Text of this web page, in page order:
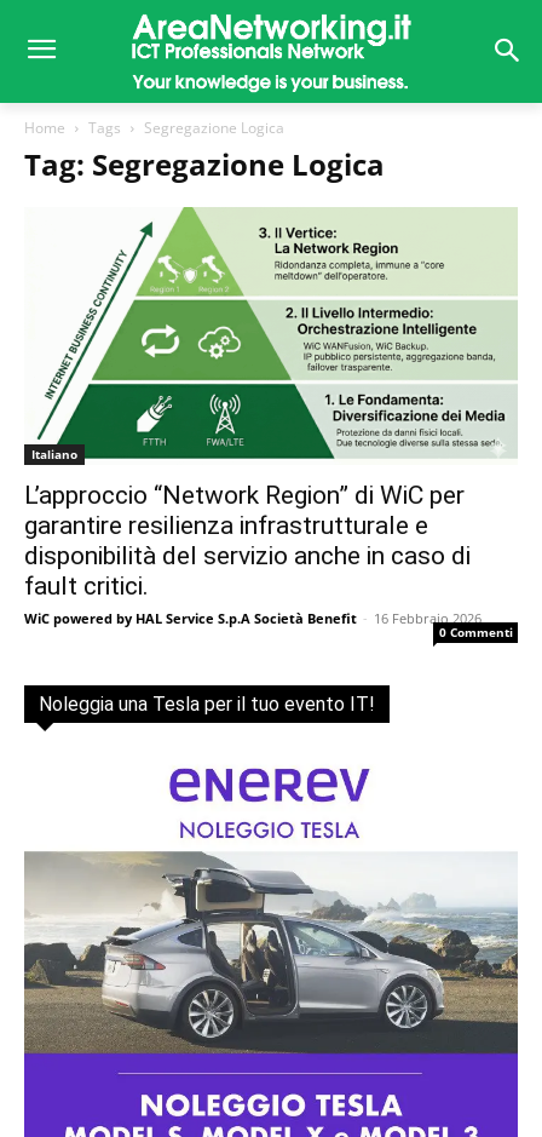
Home Tags Segregazione Logica
Tag: Segregazione Logica
Italiano
L’approccio “Network Region” di WiC per
garantire resilienza infrastrutturale e
disponibilità del servizio anche in caso di
fault critici.
WiC powered by HAL Service S.p.A Società Benefit - 16 Febbraio 2026
0 Commenti
Noleggia una Tesla per il tuo evento IT!